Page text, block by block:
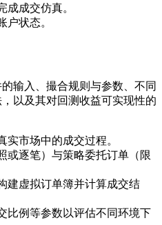
成成交仿真。
户状态。
输入、撮合规则与参数、不同
以及其对回测收益可实现性的
实市场中的成交过程。
或逐笔）与策略委托订单（限
建虚拟订单簿并计算成交结
比例等参数以评估不同环境下